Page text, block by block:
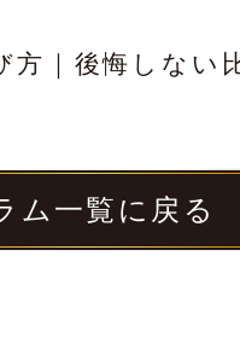
方｜後悔しない
ム一覧に戻る